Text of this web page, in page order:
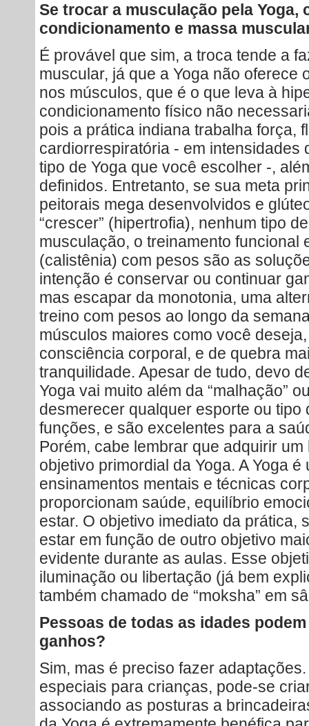
Se trocar a musculação pela
condicionamento e massa
É provável que sim, a troca tende a
muscular, já que a Yoga não oferece
nos músculos, que é o que leva à
condicionamento físico não
pois a prática indiana trabalha força,
cardiorrespiratória - em intensidades
tipo de Yoga que você escolher -,
definidos. Entretanto, se sua meta
peitorais mega desenvolvidos e
“crescer” (hipertrofia), nenhum tipo
musculação, o treinamento funcional
(calistênia) com pesos são as
intenção é conservar ou continuar
mas escapar da monotonia, uma
treino com pesos ao longo da
músculos maiores como você
consciência corporal, e de quebra
tranquilidade. Apesar de tudo, devo
Yoga vai muito além da “malhação”
desmerecer qualquer esporte ou tipo
funções, e são excelentes para a
Porém, cabe lembrar que adquirir
objetivo primordial da Yoga. A Yoga é
ensinamentos mentais e técnicas
proporcionam saúde, equilíbrio
estar. O objetivo imediato da prática,
estar em função de outro objetivo
evidente durante as aulas. Esse
iluminação ou libertação (já bem
também chamado de “moksha” em
Pessoas de todas as idades
ganhos?
Sim, mas é preciso fazer
especiais para crianças, pode-se
associando as posturas a